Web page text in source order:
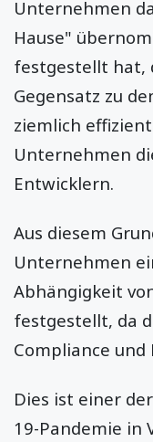
Unternehmen
Hause"
festgestellt hat,
Gegensatz zu
ziemlich
Unternehmen
Entwicklern.
Aus diesem
Unternehmen
Abhängigkeit
festgestellt, da
Compliance und
Dies ist einer
19-Pandemie in